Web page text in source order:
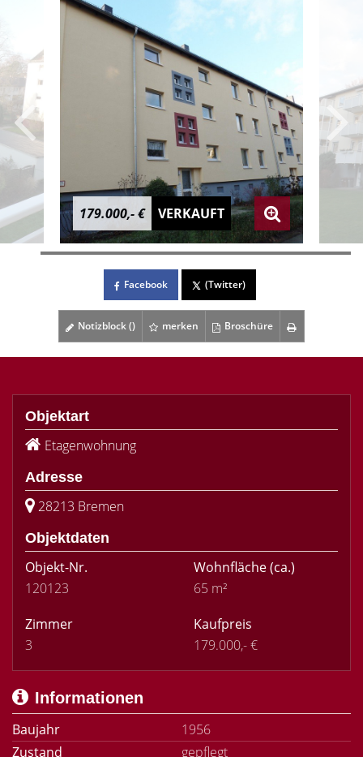
179.000,- € VERKAUFT
Facebook (Twitter)
Notizblock () merken Broschüre
Objektart
Etagenwohnung
Adresse
28213 Bremen
Objektdaten
Objekt-Nr.
120123
Wohnfläche(ca.)
65 m²
Zimmer
3
Kaufpreis
179.000,- €
Informationen
Baujahr
1956
Zustand
gepflegt